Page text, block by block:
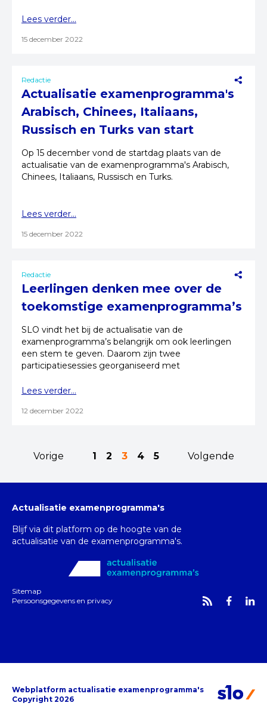
Lees verder...
15 december 2022
Redactie
Actualisatie examenprogramma's
Arabisch, Chinees, Italiaans,
Russisch en Turks van start
Op 15 december vond de startdag plaats van de
actualisatie van de examenprogramma's Arabisch,
Chinees, Italiaans, Russisch en Turks.
Lees verder...
15 december 2022
Redactie
Leerlingen denken mee over de
toekomstige examenprogramma’s
SLO vindt het bij de actualisatie van de
examenprogramma’s belangrijk om ook leerlingen
een stem te geven. Daarom zijn twee
participatiesessies georganiseerd met
Lees verder...
12 december 2022
Vorige 1 2 3 4 5 Volgende
Actualisatie examenprogramma's
Blijf via dit platform op de hoogte van de
actualisatie van de examenprogramma's.
Sitemap
Persoonsgegevens en privacy
Webplatform actualisatie examenprogramma's
Copyright 2026